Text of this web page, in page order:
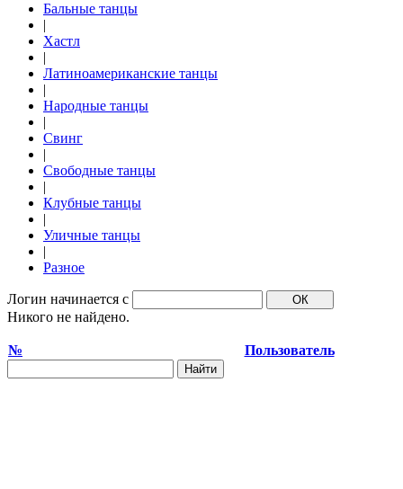
Бальные танцы
|
Хастл
|
Латиноамериканские танцы
|
Народные танцы
|
Свинг
|
Свободные танцы
|
Клубные танцы
|
Уличные танцы
|
Разное
Логин начинается с
Никого не найдено.
№ Пользователь